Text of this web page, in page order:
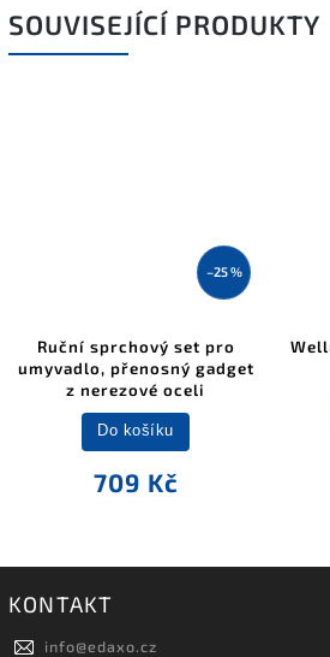
SOUVISEJÍCÍ PRODUKTY
–25 %
Ruční sprchový set pro
umyvadlo, přenosný gadget
z nerezové oceli
709 Kč
Do košíku
KONTAKT
info@edaxo.cz